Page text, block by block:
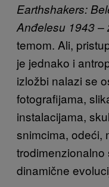
Earthshakers:
Anđelesu 1943 –
temom. Ali,
je jednako i
izložbi nalazi se
fotografijama,
instalacijama,
snimcima, odeći,
dinamične